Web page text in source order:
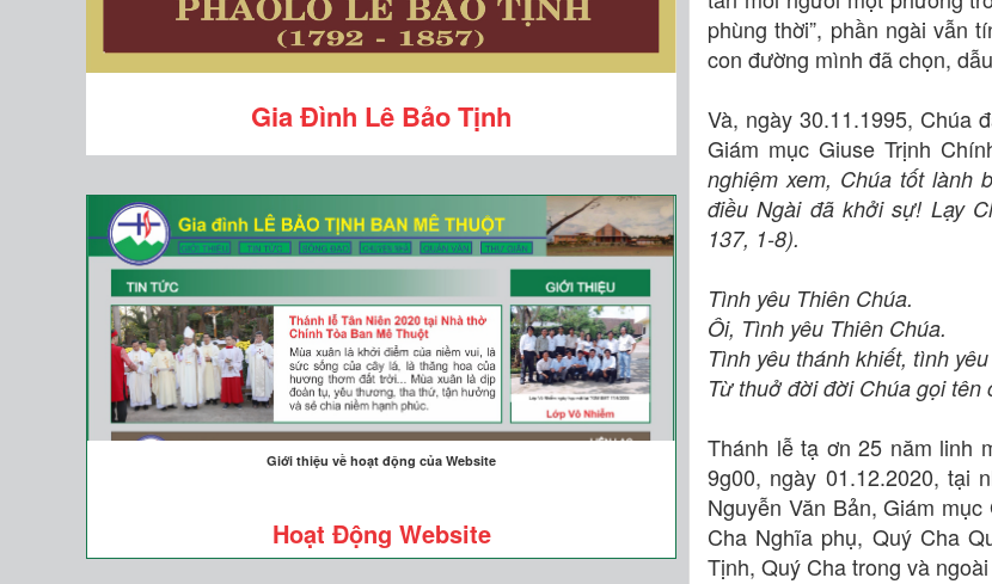
phùng thời”, phần ngài vẫn
con đường mình đã chọn,
Và, ngày 30.11.1995, Chúa
Giám mục Giuse Trịnh
nghiệm xem, Chúa tốt lành
điều Ngài đã khởi sự! Lạy
137, 1-8).
Tình yêu Thiên Chúa.
Ôi, Tình yêu Thiên Chúa.
Tình yêu thánh khiết, tình
Từ thuở đời đời Chúa gọi
Thánh lễ tạ ơn 25 năm linh
9g00, ngày 01.12.2020, tại
Nguyễn Văn Bản, Giám
Cha Nghĩa phụ, Quý Cha
Tịnh, Quý Cha trong và
Gia Đình Lê Bảo Tịnh
Giới thiệu về hoạt động của Website
Hoạt Động Website